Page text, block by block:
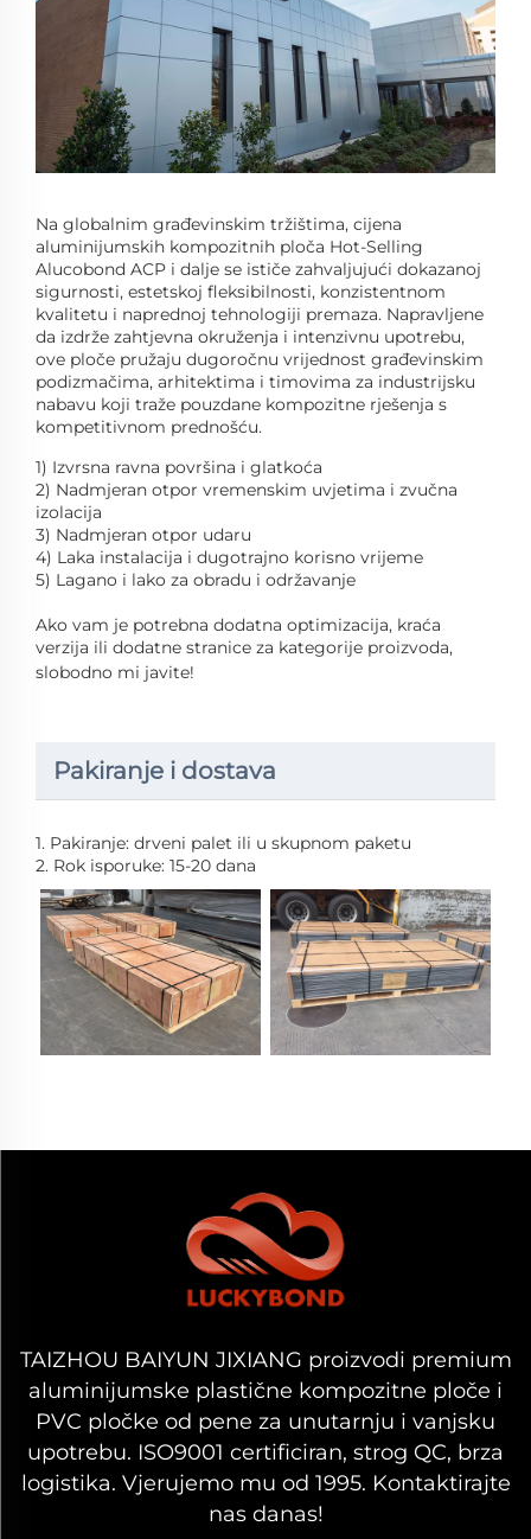
Na globalnim građevinskim tržištima, cijena
aluminijumskih kompozitnih ploča Hot-Selling
Alucobond ACP i dalje se ističe zahvaljujući dokazanoj
sigurnosti, estetskoj fleksibilnosti, konzistentnom
kvalitetu i naprednoj tehnologiji premaza. Napravljene
da izdrže zahtjevna okruženja i intenzivnu upotrebu,
ove ploče pružaju dugoročnu vrijednost građevinskim
podizmačima, arhitektima i timovima za industrijsku
nabavu koji traže pouzdane kompozitne rješenja s
kompetitivnom prednošću.
1) Izvrsna ravna površina i glatkoća
2) Nadmjeran otpor vremenskim uvjetima i zvučna
izolacija
3) Nadmjeran otpor udaru
4) Laka instalacija i dugotrajno korisno vrijeme
5) Lagano i lako za obradu i održavanje
Ako vam je potrebna dodatna optimizacija, kraća
verzija ili dodatne stranice za kategorije proizvoda,
slobodno mi javite!
Pakiranje i dostava
1. Pakiranje: drveni palet ili u skupnom paketu
2. Rok isporuke: 15-20 dana
TAIZHOU BAIYUN JIXIANG proizvodi premium
aluminijumske plastične kompozitne ploče i
PVC pločke od pene za unutarnju i vanjsku
upotrebu. ISO9001 certificiran, strog QC, brza
logistika. Vjerujemo mu od 1995. Kontaktirajte
nas danas!